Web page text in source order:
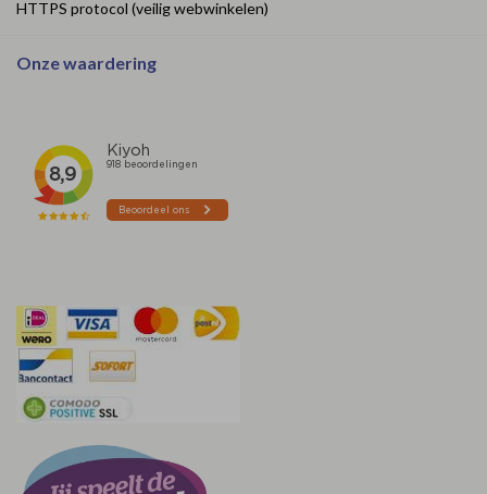
HTTPS protocol (veilig webwinkelen)
Onze waardering